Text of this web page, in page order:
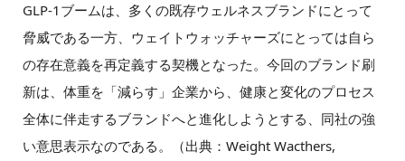
GLP-1ブームは、多くの既存ウェルネスブランドにとって
脅威である一方、ウェイトウォッチャーズにとっては自ら
の存在意義を再定義する契機となった。今回のブランド刷
新は、体重を「減らす」企業から、健康と変化のプロセス
全体に伴走するブランドへと進化しようとする、同社の強
い意思表示なのである。（出典：Weight Wacthers,